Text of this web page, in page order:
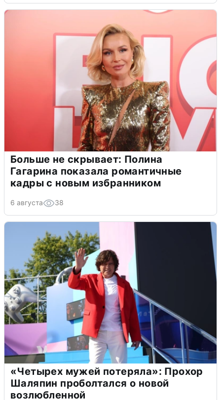
Больше не скрывает: Полина
Гагарина показала романтичные
кадры с новым избранником
6 августа 38
«Четырех мужей потеряла»: Прохор
Шаляпин проболтался о новой
возлюбленной